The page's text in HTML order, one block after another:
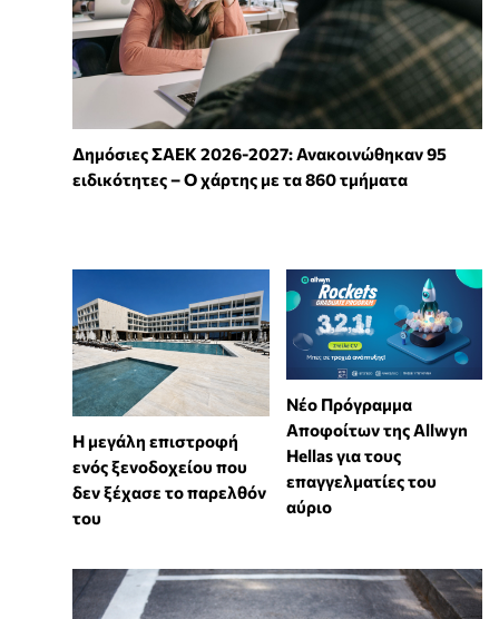
Δημόσιες ΣΑΕΚ 2026-2027: Ανακοινώθηκαν 95
ειδικότητες – Ο χάρτης με τα 860 τμήματα
Η μεγάλη επιστροφή
ενός ξενοδοχείου που
δεν ξέχασε το παρελθόν
του
Νέο Πρόγραμμα
Αποφοίτων της Allwyn
Hellas για τους
επαγγελματίες του
αύριο